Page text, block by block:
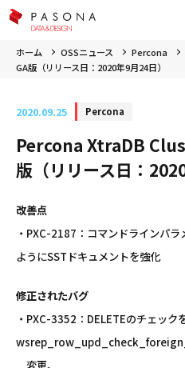
ホーム OSSニュース Percona
GA版（リリース日：2020年9月24日）
2020.09.25 Percona
Percona XtraDB
版（リリース日：
改善点
・PXC-2187：コマンドラインパ
ようにSSTドキュメントを強化
修正されたバグ
・PXC-3352：DELETEのチェック